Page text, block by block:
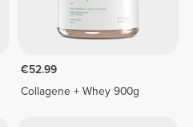
€52.99
Collagene + Whey 900g